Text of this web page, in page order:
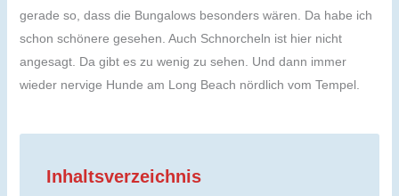
gerade so, dass die Bungalows besonders wären. Da habe ich
schon schönere gesehen. Auch Schnorcheln ist hier nicht
angesagt. Da gibt es zu wenig zu sehen. Und dann immer
wieder nervige Hunde am Long Beach nördlich vom Tempel.
Inhaltsverzeichnis